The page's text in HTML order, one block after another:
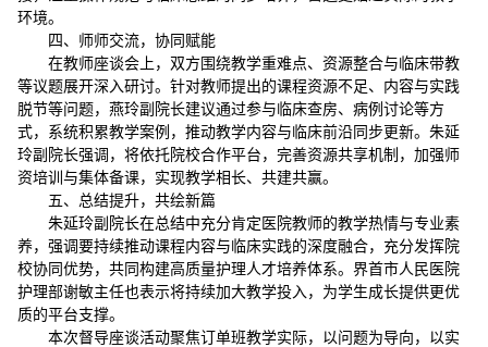
环境。
四、师师交流，协同赋能
在教师座谈会上，双方围绕教学重难点、资源整合与临床带教
等议题展开深入研讨。针对教师提出的课程资源不足、内容与实践
脱节等问题，燕玲副院长建议通过参与临床查房、病例讨论等方
式，系统积累教学案例，推动教学内容与临床前沿同步更新。朱延
玲副院长强调，将依托院校合作平台，完善资源共享机制，加强师
资培训与集体备课，实现教学相长、共建共赢。
五、总结提升，共绘新篇
朱延玲副院长在总结中充分肯定医院教师的教学热情与专业素
养，强调要持续推动课程内容与临床实践的深度融合，充分发挥院
校协同优势，共同构建高质量护理人才培养体系。界首市人民医院
护理部谢敏主任也表示将持续加大教学投入，为学生成长提供更优
质的平台支撑。
本次督导座谈活动聚焦订单班教学实际，以问题为导向，以实